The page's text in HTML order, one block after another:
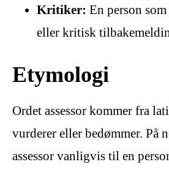
Kritiker: En person
eller kritisk
Etymologi
Ordet assessor kommer fra
vurderer eller bedømmer. På
assessor vanligvis til en